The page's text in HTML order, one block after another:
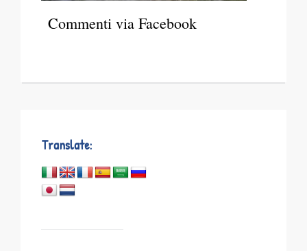
Commenti via Facebook
Translate: